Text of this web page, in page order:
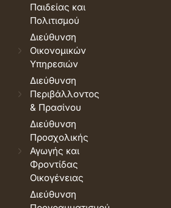
Παιδείας και
Πολιτισμού
Διεύθυνση
Οικονομικών
Υπηρεσιών
Διεύθυνση
Περιβάλλοντος
& Πρασίνου
Διεύθυνση
Προσχολικής
Αγωγής και
Φροντίδας
Οικογένειας
Διεύθυνση